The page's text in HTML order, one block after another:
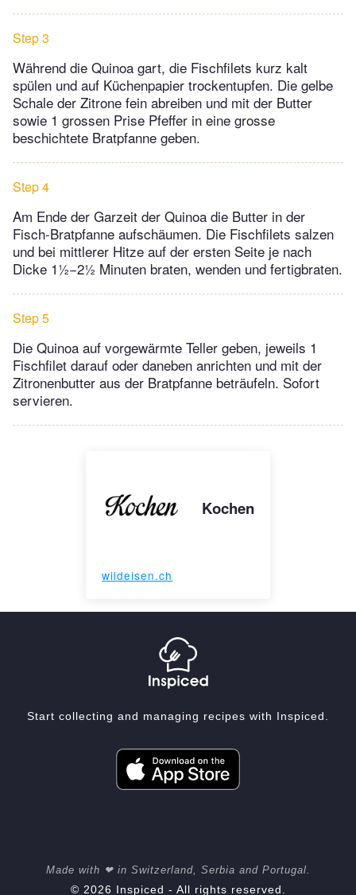
Step 3
Während die Quinoa gart, die Fischfilets kurz kalt
spülen und auf Küchenpapier trockentupfen. Die gelbe
Schale der Zitrone fein abreiben und mit der Butter
sowie 1 grossen Prise Pfeffer in eine grosse
beschichtete Bratpfanne geben.
Step 4
Am Ende der Garzeit der Quinoa die Butter in der
Fisch-Bratpfanne aufschäumen. Die Fischfilets salzen
und bei mittlerer Hitze auf der ersten Seite je nach
Dicke 1½−2½ Minuten braten, wenden und fertigbraten.
Step 5
Die Quinoa auf vorgewärmte Teller geben, jeweils 1
Fischfilet darauf oder daneben anrichten und mit der
Zitronenbutter aus der Bratpfanne beträufeln. Sofort
servieren.
Kochen
wildeisen.ch
Start collecting and managing recipes with Inspiced.
Made with ❤ in Switzerland, Serbia and Portugal.
© 2026 Inspiced - All rights reserved.